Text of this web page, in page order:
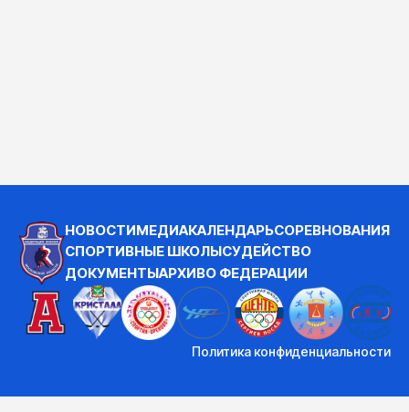
НОВОСТИМЕДИАКАЛЕНДАРЬСОРЕВНОВАНИЯ
СПОРТИВНЫЕ ШКОЛЫСУДЕЙСТВО
ДОКУМЕНТЫАРХИВО ФЕДЕРАЦИИ
Политика конфиденциальности